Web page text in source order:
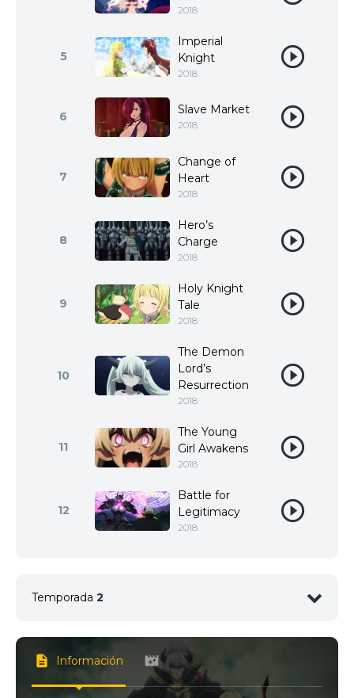
2018
5
Imperial
Knight
2018
6 Slave Market
2018
7
Change of
Heart
2018
8
Hero’s
Charge
2018
9
Holy Knight
Tale
2018
10
The Demon
Lord’s
Resurrection
2018
11
The Young
Girl Awakens
2018
12
Battle for
Legitimacy
2018
Temporada 2
1 <img src="//image.tmdb.org/t/p/w92/
Información